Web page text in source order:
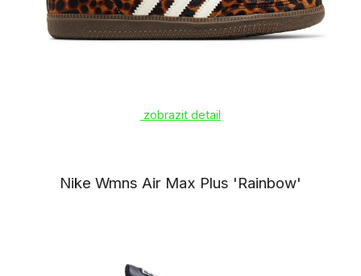
zobrazit detail
Nike Wmns Air Max Plus 'Rainbow'